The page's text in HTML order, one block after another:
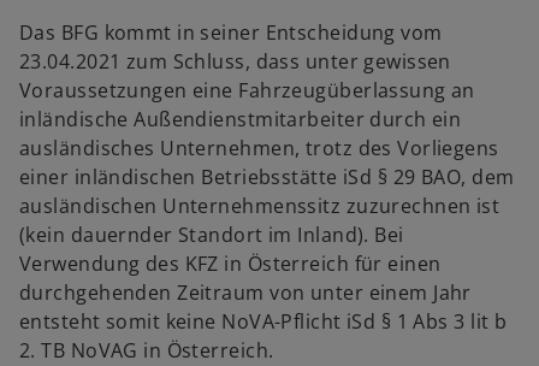
Das BFG kommt in seiner Entscheidung vom
23.04.2021 zum Schluss, dass unter gewissen
Voraussetzungen eine Fahrzeugüberlassung an
inländische Außendienstmitarbeiter durch ein
ausländisches Unternehmen, trotz des Vorliegens
einer inländischen Betriebsstätte iSd § 29 BAO, dem
ausländischen Unternehmenssitz zuzurechnen ist
(kein dauernder Standort im Inland). Bei
Verwendung des KFZ in Österreich für einen
durchgehenden Zeitraum von unter einem Jahr
entsteht somit keine NoVA-Pflicht iSd § 1 Abs 3 lit b
2. TB NoVAG in Österreich.